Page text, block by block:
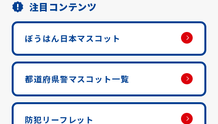
注目コンテンツ
ぼうはん日本マスコット
都道府県警マスコット一覧
防犯リーフレット